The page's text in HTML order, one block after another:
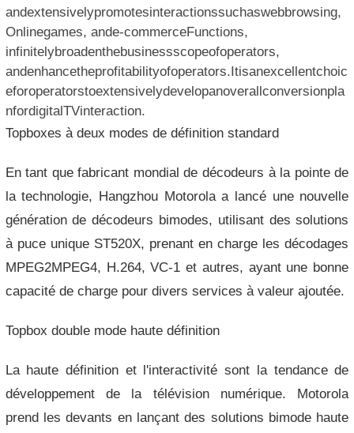
andextensivelypromotesinteractionssuchaswebbrowsing,
Onlinegames, ande-commerceFunctions,
infinitelybroadenthebusinessscopeofoperators,
andenhancetheprofitabilityofoperators.Itisanexcellentchoic
eforoperatorstoextensivelydevelopanoverallconversionpla
nfordigitalTVinteraction.
Topboxes à deux modes de définition standard
En tant que fabricant mondial de décodeurs à la pointe de
la technologie, Hangzhou Motorola a lancé une nouvelle
génération de décodeurs bimodes, utilisant des solutions
à puce unique ST520X, prenant en charge les décodages
MPEG2MPEG4, H.264, VC-1 et autres, ayant une bonne
capacité de charge pour divers services à valeur ajoutée.
Topbox double mode haute définition
La haute définition et l'interactivité sont la tendance de
développement de la télévision numérique. Motorola
prend les devants en lançant des solutions bimode haute